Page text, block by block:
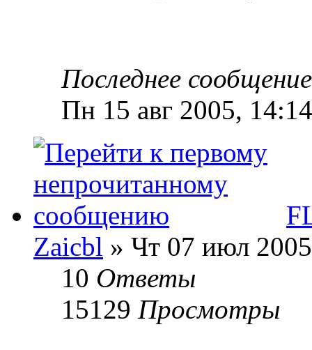
Последнее
Пн 15 авг 2005, 14:14
Zaicbl » Чт 07 июл
10 Ответы
15129 Просмотры